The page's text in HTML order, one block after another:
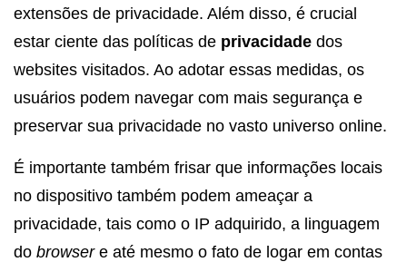
extensões de privacidade. Além disso, é crucial
estar ciente das políticas de privacidade dos
websites visitados. Ao adotar essas medidas, os
usuários podem navegar com mais segurança e
preservar sua privacidade no vasto universo online.
É importante também frisar que informações locais
no dispositivo também podem ameaçar a
privacidade, tais como o IP adquirido, a linguagem
do browser e até mesmo o fato de logar em contas